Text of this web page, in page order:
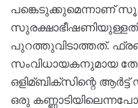
പങ്കെടുക്കുമെന്നാണ്
പുറത്തുവിടാത്തത്.
സംവിധായകനുമായ
ഒളിമ്ബിക്‌സിന്റെ
ഒരു